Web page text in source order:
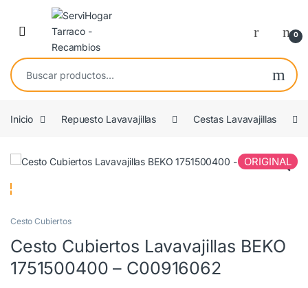
Saltar a navegación
saltar al contenido
Open 0
Buscar por:
Inicio Repuesto Lavavajillas Cestas Lavavajillas
🔍
ORIGINAL
Cesto Cubiertos
Cesto Cubiertos Lavavajillas BEKO
1751500400 – C00916062